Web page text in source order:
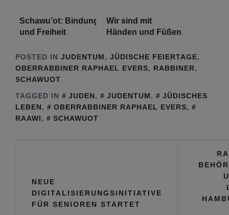
Schawu’ot: Bindung
und Freiheit
Wir sind mit
Händen und Füßen
gefesselt. Ist das
nun Freiheit?
POSTED IN JUDENTUM, JÜDISCHE FEIERTAGE,
OBERRABBINER RAPHAEL EVERS, RABBINER,
SCHAWUOT
TAGGED IN
JUDEN, JUDENTUM,
JÜDISCHES
LEBEN, OBERRABBINER RAPHAEL EVERS,
RAAWI, SCHAWUOT
NEUE
DIGITALISIERUNGSINITIATIVE
FÜR SENIOREN STARTET